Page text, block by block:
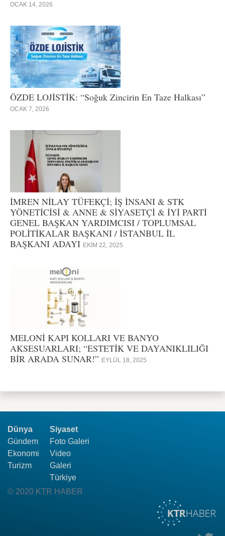
OCAK 14, 2026
ÖZDE LOJİSTİK: “Soğuk Zincirin En Taze Halkası”
OCAK 7, 2026
İMREN NİLAY TÜFEKÇİ; İŞ İNSANI & STK
YÖNETİCİSİ & ANNE & SİYASETÇİ & İYİ PARTİ
GENEL BAŞKAN YARDIMCISI / TOPLUMSAL
POLİTİKALAR BAŞKANI / İSTANBUL İL
BAŞKANI ADAYI EKIM 22, 2025
MELONİ KAPI KOLLARI VE BANYO
AKSESUARLARI; “ESTETİK VE DAYANIKLILIĞI
BİR ARADA SUNAR!” EYLÜL 18, 2025
Dünya
Gündem
Ekonomi
Turizm
Siyaset
Foto Galeri
Video
Galeri
Türkiye
© 2020 KTR HABER